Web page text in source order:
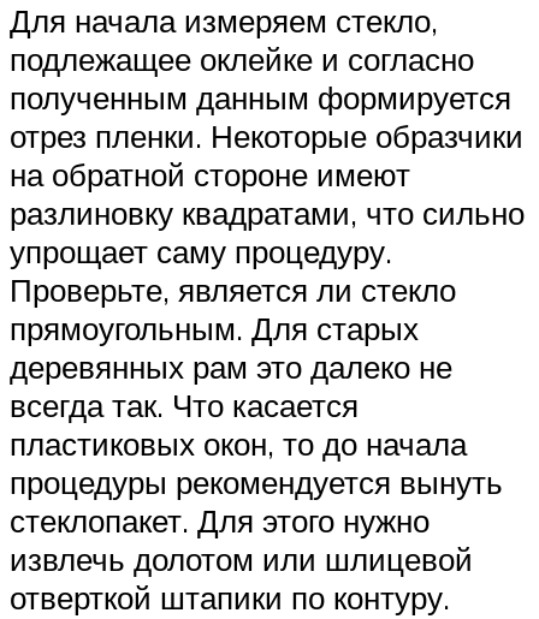
Для начала измеряем стекло,
подлежащее оклейке и согласно
полученным данным формируется
отрез пленки. Некоторые образчики
на обратной стороне имеют
разлиновку квадратами, что сильно
упрощает саму процедуру.
Проверьте, является ли стекло
прямоугольным. Для старых
деревянных рам это далеко не
всегда так. Что касается
пластиковых окон, то до начала
процедуры рекомендуется вынуть
стеклопакет. Для этого нужно
извлечь долотом или шлицевой
отверткой штапики по контуру.